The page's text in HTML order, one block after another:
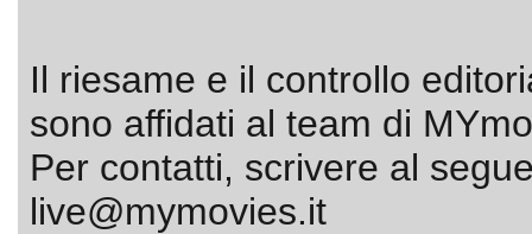
Il riesame e il controllo
sono affidati al team di
Per contatti, scrivere al
live@mymovies.it